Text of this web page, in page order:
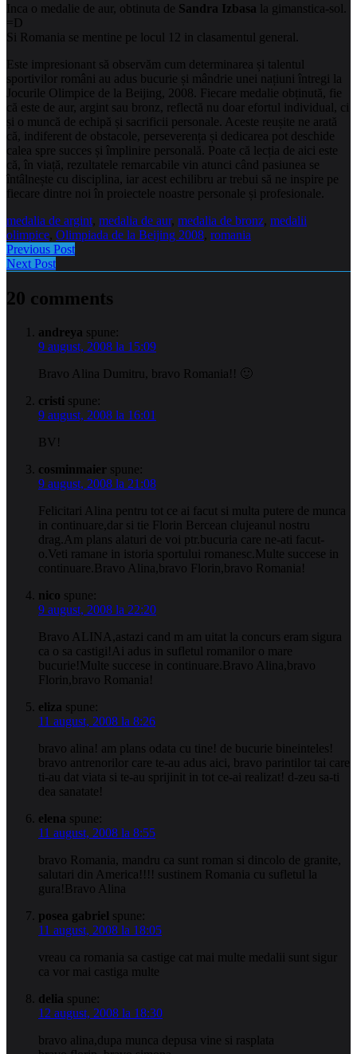
Inca o medalie de aur, obtinuta de Sandra Izbasa la gimanstica-sol.
=D
Si Romania se mentine pe locul 12 in clasamentul general.
Este impresionant să observăm cum determinarea și talentul
sportivilor români au adus bucurie și mândrie unei națiuni întregi la
Jocurile Olimpice de la Beijing, 2008. Fiecare medalie obținută, fie
că este de aur, argint sau bronz, reflectă nu doar efortul individual, ci
și o muncă de echipă și sacrificii personale. Aceste reușite ne arată
că, indiferent de obstacole, perseverența și dedicarea pot deschide
calea spre succes și împlinire personală. Poate că lecția de aici este
că, în viață, rezultatele remarcabile vin atunci când pasiunea se
întâlnește cu disciplina, iar acest echilibru ar trebui să ne inspire pe
fiecare dintre noi în proiectele noastre personale și profesionale.
medalia de argint, medalia de aur, medalia de bronz, medalii
olimpice, Olimpiada de la Beijing 2008, romania
Previous Post
Next Post
20 comments
andreya spune:
9 august, 2008 la 15:09
Bravo Alina Dumitru, bravo Romania!! 🙂
cristi spune:
9 august, 2008 la 16:01
BV!
cosminmaier spune:
9 august, 2008 la 21:08
Felicitari Alina pentru tot ce ai facut si multa putere de munca
in continuare,dar si tie Florin Bercean clujeanul nostru
drag.Am plans alaturi de voi ptr.bucuria care ne-ati facut-
o.Veti ramane in istoria sportului romanesc.Multe succese in
continuare.Bravo Alina,bravo Florin,bravo Romania!
nico spune:
9 august, 2008 la 22:20
Bravo ALINA,astazi cand m am uitat la concurs eram sigura
ca o sa castigi!Ai adus in sufletul romanilor o mare
bucurie!Multe succese in continuare.Bravo Alina,bravo
Florin,bravo Romania!
eliza spune:
11 august, 2008 la 8:26
bravo alina! am plans odata cu tine! de bucurie bineinteles!
bravo antrenorilor care te-au adus aici, bravo parintilor tai care
ti-au dat viata si te-au sprijinit in tot ce-ai realizat! d-zeu sa-ti
dea sanatate!
elena spune:
11 august, 2008 la 8:55
bravo Romania, mandru ca sunt roman si dincolo de granite,
salutari din America!!!! sustinem Romania cu sufletul la
gura!Bravo Alina
posea gabriel spune:
11 august, 2008 la 18:05
vreau ca romania sa castige cat mai multe medalii sunt sigur
ca vor mai castiga multe
delia spune:
12 august, 2008 la 18:30
bravo alina,dupa munca depusa vine si rasplata